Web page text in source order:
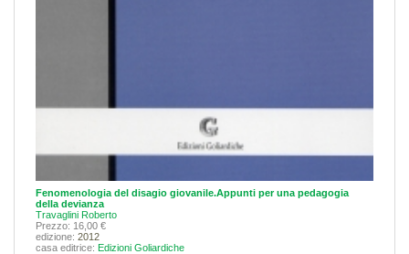
Fenomenologia del disagio giovanile.Appunti per una pedagogia
della devianza
Travaglini Roberto
Prezzo: 16,00 €
edizione: 2012
casa editrice: Edizioni Goliardiche